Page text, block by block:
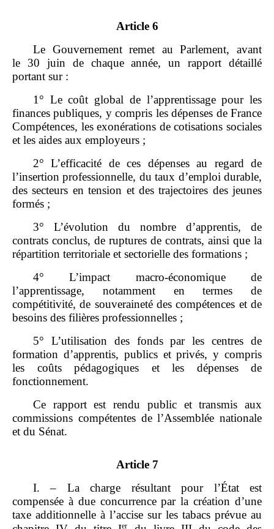
Article 6
Le Gouvernement remet au Parlement, avant
le 30 juin de chaque année, un rapport détaillé
portant sur :
1° Le coût global de l’apprentissage pour les
finances publiques, y compris les dépenses de France
Compétences, les exonérations de cotisations sociales
et les aides aux employeurs ;
2° L’efficacité de ces dépenses au regard de
l’insertion professionnelle, du taux d’emploi durable,
des secteurs en tension et des trajectoires des jeunes
formés ;
3° L’évolution du nombre d’apprentis, de
contrats conclus, de ruptures de contrats, ainsi que la
répartition territoriale et sectorielle des formations ;
4° L’impact macro‑économique de
l’apprentissage, notamment en termes de
compétitivité, de souveraineté des compétences et de
besoins des filières professionnelles ;
5° L’utilisation des fonds par les centres de
formation d’apprentis, publics et privés, y compris
les coûts pédagogiques et les dépenses de
fonctionnement.
Ce rapport est rendu public et transmis aux
commissions compétentes de l’Assemblée nationale
et du Sénat.
Article 7
I. – La charge résultant pour l’État est
compensée à due concurrence par la création d’une
taxe additionnelle à l’accise sur les tabacs prévue au
er